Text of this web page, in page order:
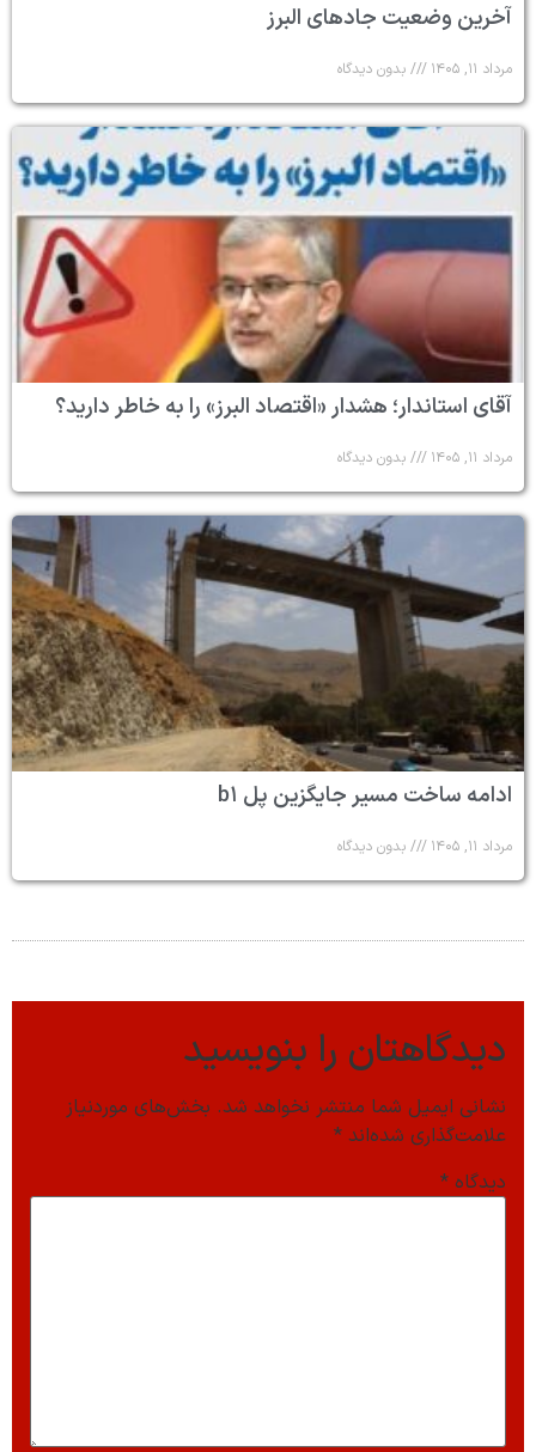
آخرین وضعیت جادهای البرز
مرداد ۱۱, ۱۴۰۵ بدون دیدگاه
آقای استاندار؛ هشدار «اقتصاد البرز» را به خاطر دارید؟
مرداد ۱۱, ۱۴۰۵ بدون دیدگاه
ادامه ساخت مسیر جایگزین پل b۱
مرداد ۱۱, ۱۴۰۵ بدون دیدگاه
دیدگاهتان را بنویسید
نشانی ایمیل شما منتشر نخواهد شد. بخش‌های موردنیاز
علامت‌گذاری شده‌اند *
دیدگاه *